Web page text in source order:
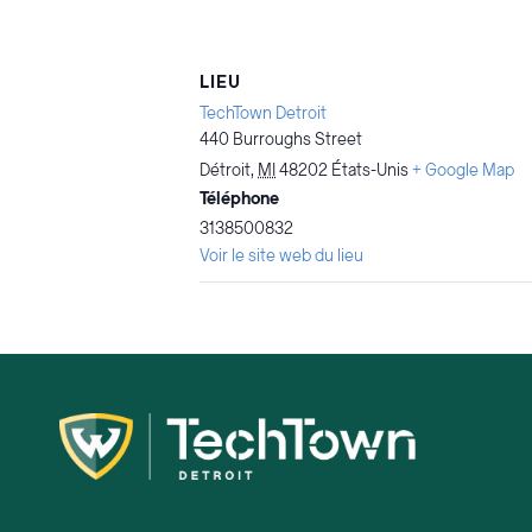
LIEU
TechTown Detroit
440 Burroughs Street
Détroit, MI 48202 États-Unis+ Google Map
Téléphone
3138500832
Voir le site web du lieu